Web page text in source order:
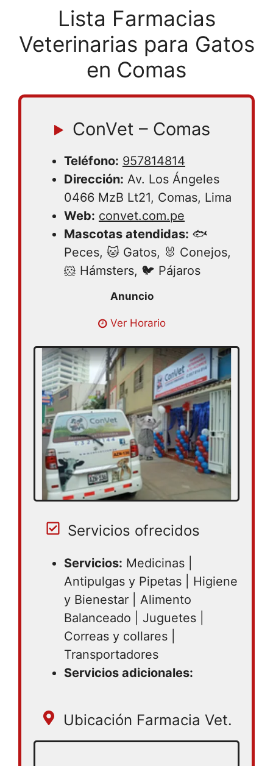
Lista Farmacias
Veterinarias para Gatos
en Comas
ConVet – Comas
Teléfono: 957814814
Dirección: Av. Los Ángeles
0466 MzB Lt21, Comas, Lima
Web: convet.com.pe
Mascotas atendidas: 🐟
Peces, 🐱 Gatos, 🐰 Conejos,
🐹 Hámsters, 🐦 Pájaros
Lunes 08:30 – 18:30 | Martes 08:30 –
08:30 – 18:30 | Viernes 08:30 – 18:30 |
Sábado 08:30 – 18:30 | Domingo cerrado
Ver Horario
Servicios ofrecidos
Servicios: Medicinas |
Antipulgas y Pipetas | Higiene
y Bienestar | Alimento
Balanceado | Juguetes |
Correas y collares |
Transportadores
Servicios adicionales:
Ubicación Farmacia Vet.